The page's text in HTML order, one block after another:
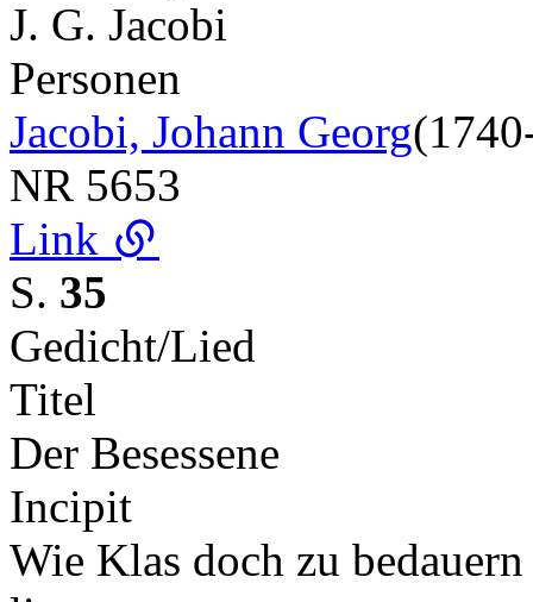
J. G. Jacobi
Personen
Jacobi, Johann Georg
NR 5653
Link
S. 35
Gedicht/Lied
Titel
Der Besessene
Incipit
Wie Klas doch zu